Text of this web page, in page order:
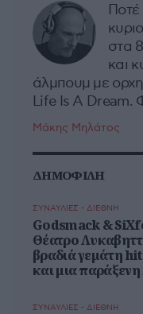
Ποτέ
στα
και
άλμπουμ με
Life Is A Dream.
Μάκης Μηλάτος
ΔΗΜΟΦΙΛΗ
ΣΥΝΑΥΛΙΕΣ - ΔΙΕΘΝΗ
Godsmack &
Θέατρο
βραδιά γεμάτη
και μια
ΣΥΝΑΥΛΙΕΣ - ΔΙΕΘΝΗ